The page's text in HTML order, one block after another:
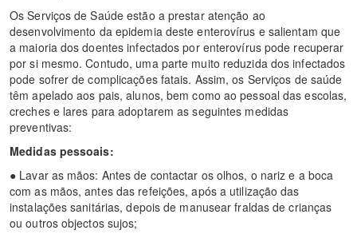
Os Serviços de Saúde estão a prestar atenção ao
desenvolvimento da epidemia deste enterovírus e salientam que
a maioria dos doentes infectados por enterovírus pode recuperar
por si mesmo. Contudo, uma parte muito reduzida dos infectados
pode sofrer de complicações fatais. Assim, os Serviços de saúde
têm apelado aos pais, alunos, bem como ao pessoal das escolas,
creches e lares para adoptarem as seguintes medidas
preventivas:
Medidas pessoais:
● Lavar as mãos: Antes de contactar os olhos, o nariz e a boca
com as mãos, antes das refeições, após a utilização das
instalações sanitárias, depois de manusear fraldas de crianças
ou outros objectos sujos;